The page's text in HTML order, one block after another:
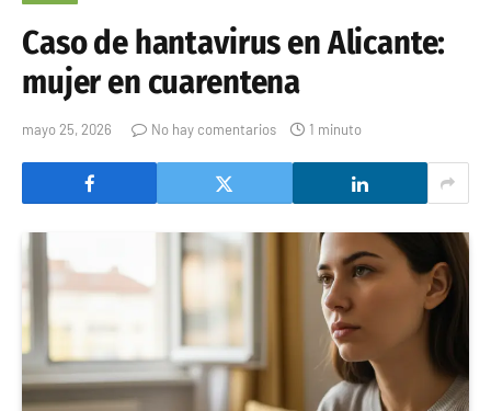
Caso de hantavirus en Alicante:
mujer en cuarentena
mayo 25, 2026 No hay comentarios 1 minuto